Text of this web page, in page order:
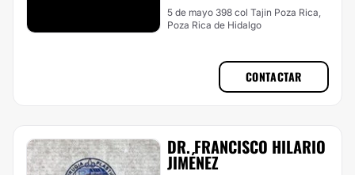
5 de mayo 398 col Tajin Poza Rica,
Poza Rica de Hidalgo
CONTACTAR
DR. FRANCISCO HILARIO
JIMÉNEZ